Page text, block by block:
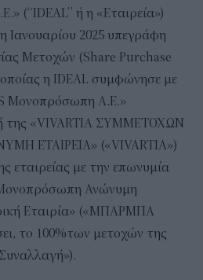
(“IDEAL” ή η «Εταιρεία»)
Ιανουαρίου 2025 υπεγράφη
Μετοχών (Share Purchase
η IDEAL συμφώνησε με
Μονοπρόσωπη Α.Ε.»
της «VIVARTIA ΣΥΜΜΕΤΟΧΩΝ
ΕΤΑΙΡΕΙΑ» («VIVARTIA»)
εταιρείας με την επωνυμία
Ανώνυμη
Εταιρία» («ΜΠΑΡΜΠΑ
το 100%των μετοχών της